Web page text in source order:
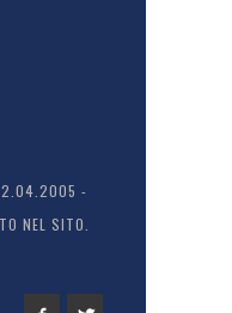
22.04.2005 -
NEL SITO.